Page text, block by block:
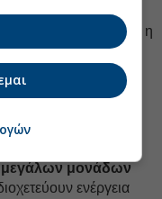
ρεύματος τις
το βράδυ, όταν η
κρίκο για τη
the-meter
μεγάλων μονάδων
ενέργεια